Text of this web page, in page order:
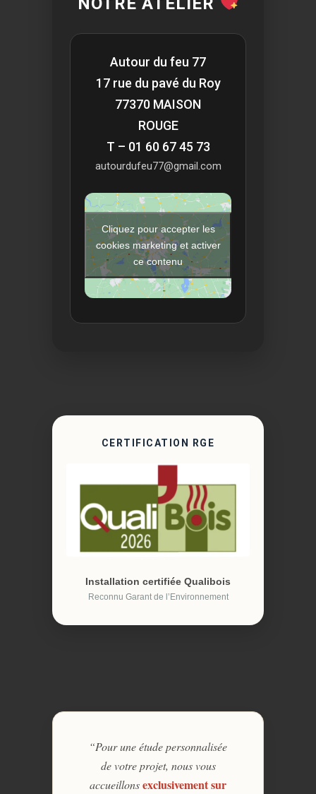
Autour du feu 77
17 rue du pavé du Roy
77370 MAISON
ROUGE
T – 01 60 67 45 73
autourdufeu77@gmail.com
Cliquez pour accepter les
cookies marketing et activer
ce contenu
CERTIFICATION RGE
Installation certifiée Qualibois
Reconnu Garant de l’Environnement
“Pour une étude personnalisée
de votre projet, nous vous
accueillonsexclusivement sur